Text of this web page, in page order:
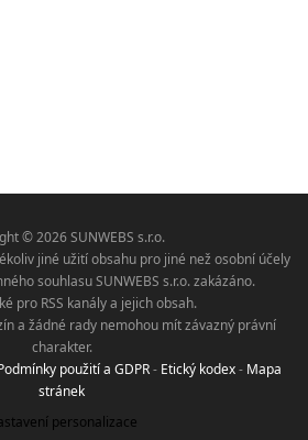
© 2026 SUNWEBS s.r.o.
jiné užití obsahu pro jiné než osobní účely
souhlasu SUNWEBS s.r.o. zakázáno.
pro RSS kanály a jejich obsah.
a žádné rady nemohou mít závazný právní
charakter.
použití a GDPR- Etický kodex- Mapa
stránek
personalizace